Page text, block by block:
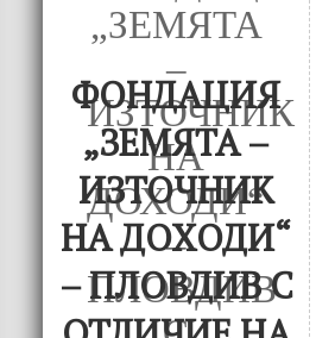
ФОНДАЦИЯ
„ЗЕМЯТА –
ИЗТОЧНИК
НА ДОХОДИ“
– ПЛОВДИВ С